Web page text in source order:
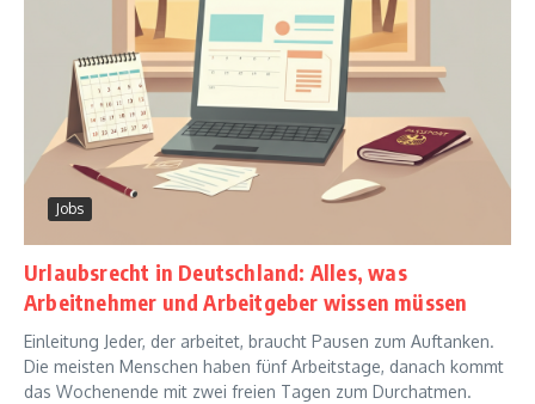
Jobs
Urlaubsrecht in Deutschland: Alles, was
Arbeitnehmer und Arbeitgeber wissen müssen
Einleitung Jeder, der arbeitet, braucht Pausen zum Auftanken.
Die meisten Menschen haben fünf Arbeitstage, danach kommt
das Wochenende mit zwei freien Tagen zum Durchatmen.